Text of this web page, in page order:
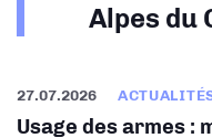
Alpes du
27.07.2026
Usage des armes :